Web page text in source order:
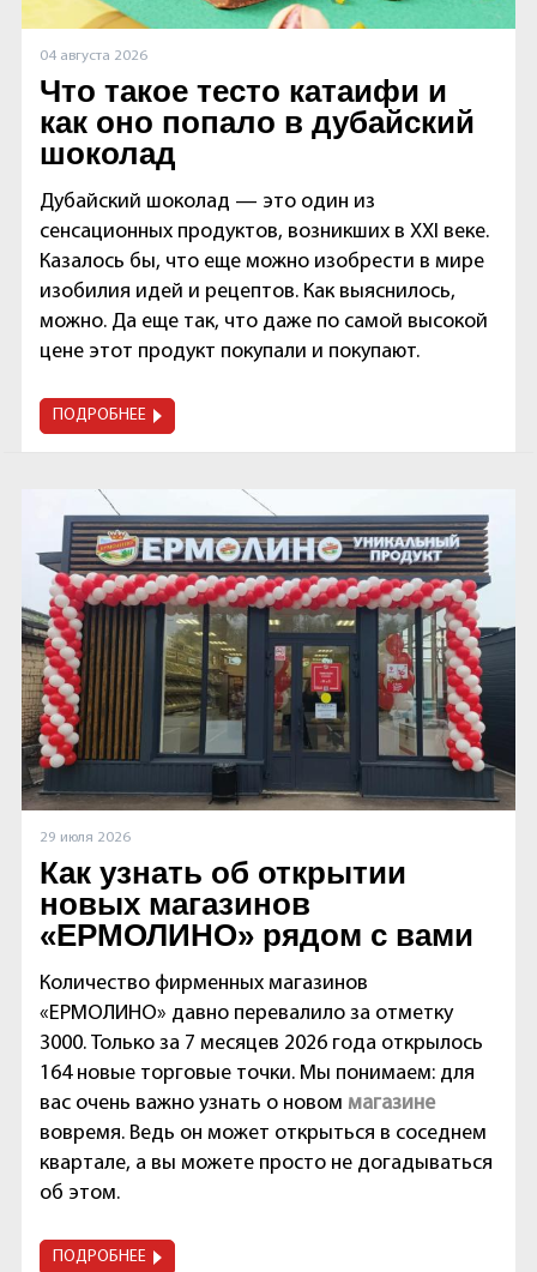
04 августа 2026
Что такое тесто катаифи и
как оно попало в дубайский
шоколад
Дубайский шоколад — это один из
сенсационных продуктов, возникших в XXI веке.
Казалось бы, что еще можно изобрести в мире
изобилия идей и рецептов. Как выяснилось,
можно. Да еще так, что даже по самой высокой
цене этот продукт покупали и покупают.
ПОДРОБНЕЕ
29 июля 2026
Как узнать об открытии
новых магазинов
«ЕРМОЛИНО» рядом с вами
Количество фирменных магазинов
«ЕРМОЛИНО» давно перевалило за отметку
3000. Только за 7 месяцев 2026 года открылось
164 новые торговые точки. Мы понимаем: для
вас очень важно узнать о новом магазине
вовремя. Ведь он может открыться в соседнем
квартале, а вы можете просто не догадываться
об этом.
ПОДРОБНЕЕ